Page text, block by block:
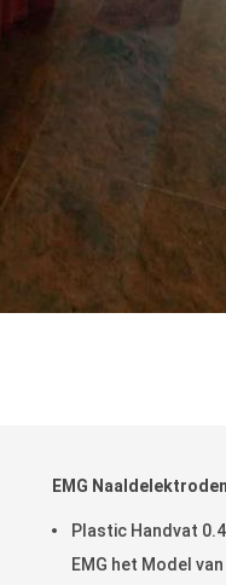
EMG Naaldelektroden
Plastic Handvat
EMG het Model van